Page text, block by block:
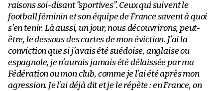
raisons soi-disant “sportives”. Ceux qui suivent le
football féminin et son équipe de France savent à quoi
s’en tenir. Là aussi, un jour, nous découvrirons, peut-
être, le dessous des cartes de mon éviction. J’ai la
conviction que si j’avais été suédoise, anglaise ou
espagnole, je n’aurais jamais été délaissée par ma
Fédération ou mon club, comme je l’ai été après mon
agression. Je l’ai déjà dit et je le répète : en France, on